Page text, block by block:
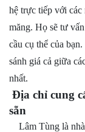
hệ trực tiếp với các
măng. Họ sẽ tư
cầu cụ thể của
sánh giá cả giữa
nhất.
Địa chỉ cung
sẵn
Lâm Tùng là nhà